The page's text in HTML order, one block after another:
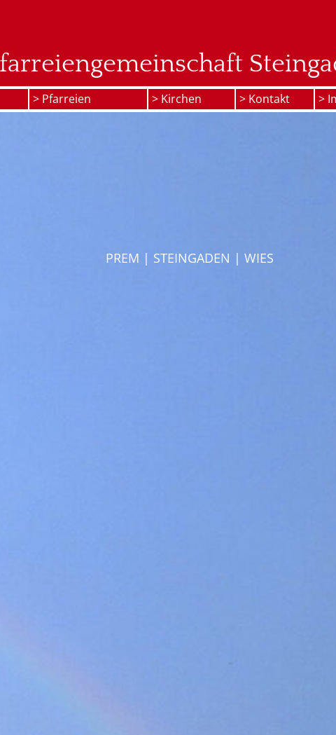
> Pfarreien > Kirchen > Kontakt >
PREM | STEINGADEN | WIES